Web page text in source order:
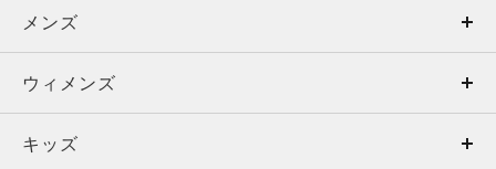
メンズ
ウィメンズ
キッズ
メンズ
トップス
ボトムス
ウィメンズ
トップス
キッズ